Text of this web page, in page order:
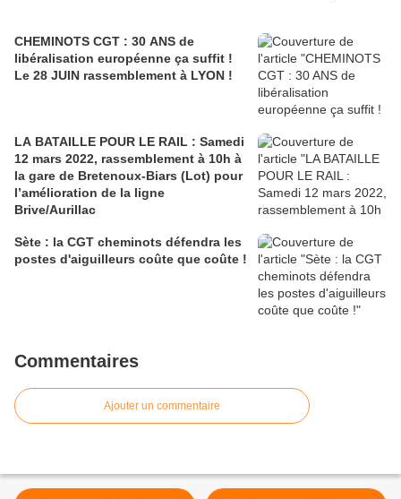
CHEMINOTS CGT : 30 ANS de
libéralisation européenne ça suffit !
Le 28 JUIN rassemblement à LYON !
LA BATAILLE POUR LE RAIL : Samedi
12 mars 2022, rassemblement à 10h à
la gare de Bretenoux-Biars (Lot) pour
l’amélioration de la ligne
Brive/Aurillac
Sète : la CGT cheminots défendra les
postes d'aiguilleurs coûte que coûte !
Commentaires
Ajouter un commentaire